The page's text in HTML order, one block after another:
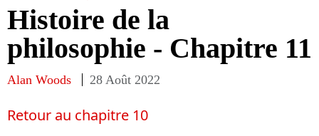
Histoire de la
philosophie - Chapitre 11
Alan Woods 28 Août 2022
Retour au chapitre 10